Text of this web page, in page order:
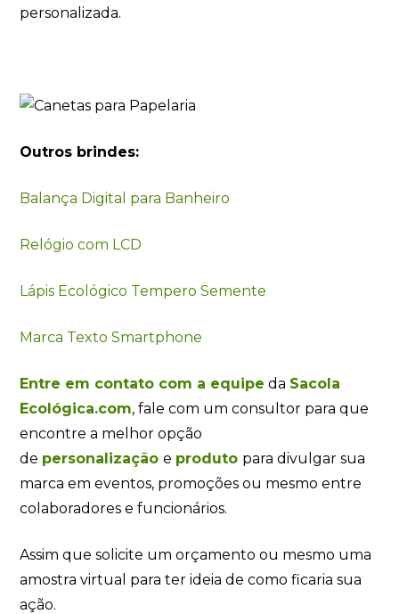
personalizada.
Outros brindes:
Balança Digital para Banheiro
Relógio com LCD
Lápis Ecológico Tempero Semente
Marca Texto Smartphone
Entre em contato com a equipe da Sacola
Ecológica.com, fale com um consultor para que
encontre a melhor opção
de personalização e produto para divulgar sua
marca em eventos, promoções ou mesmo entre
colaboradores e funcionários.
Assim que solicite um orçamento ou mesmo uma
amostra virtual para ter ideia de como ficaria sua
ação.